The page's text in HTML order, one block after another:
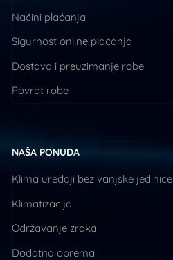
Načini plaćanja
Sigurnost online plaćanja
Dostava i preuzimanje robe
Povrat robe
NAŠA PONUDA
Klima uređaji bez vanjske jedinice
Klimatizacija
Održavanje zraka
Dodatna oprema